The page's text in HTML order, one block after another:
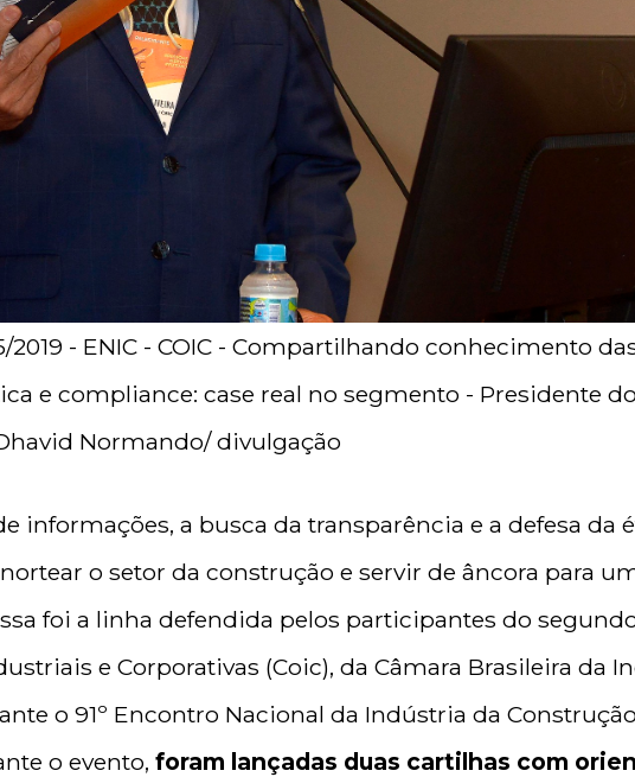
2019 - ENIC - COIC - Compartilhando conhecimento
e compliance: case real no segmento - Presidente do
Normando/ divulgação
informações, a busca da transparência e a defesa da
o setor da construção e servir de âncora para
foi a linha defendida pelos participantes do
e Corporativas (Coic), da Câmara Brasileira da
o 91º Encontro Nacional da Indústria da Construção
o evento,foram lançadas duas cartilhas com